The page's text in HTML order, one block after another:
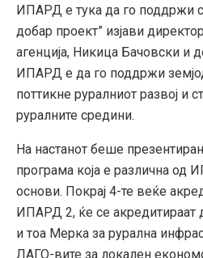
ИПАРД е тука да го поддржи
добар проект” изјави
агенција, Никица Бачовски и
ИПАРД е да го поддржи
поттикне руралниот развој и
руралните средини.
На настанот беше
програма која е различна од
основи. Покрај 4-те веќе
ИПАРД 2, ќе се акредитираат
и тоа Мерка за рурална
ЛАГО-вите за локален